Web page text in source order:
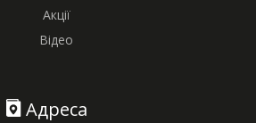
Акції
Відео
Адреса